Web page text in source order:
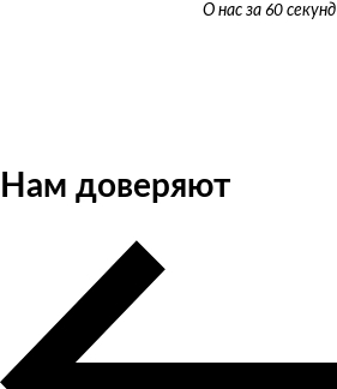
О нас за 60 секунд
Нам доверяют